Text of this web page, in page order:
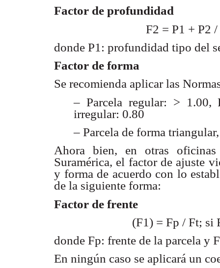
Factor de profundidad
F2 = P1 + P2
donde P1: profundidad tipo del
Factor de forma
Se recomienda aplicar las
– Parcela regular: > 1.00,
irregular: 0.80
– Parcela de forma
Ahora bien, en otras
Suramérica, el factor de ajuste
y forma de acuerdo con lo
de la siguiente forma:
Factor de frente
(F1) = Fp / Ft;
donde Fp: frente de la parcela y
En ningún caso se aplicará un